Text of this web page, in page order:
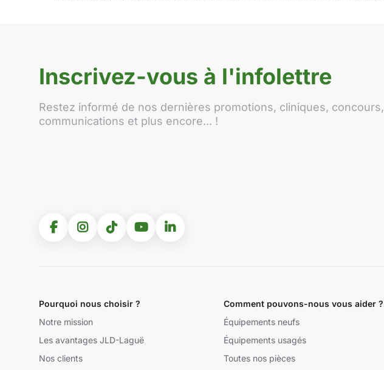
Inscrivez-vous à l'infolettre
Restez informé de nos dernières promotions, cliniques, concours,
communications et plus encore... !
Pourquoi nous choisir ?
Notre mission
Les avantages JLD-Laguë
Nos clients
Comment pouvons-nous vous aider ?
Équipements neufs
Équipements usagés
Toutes nos pièces